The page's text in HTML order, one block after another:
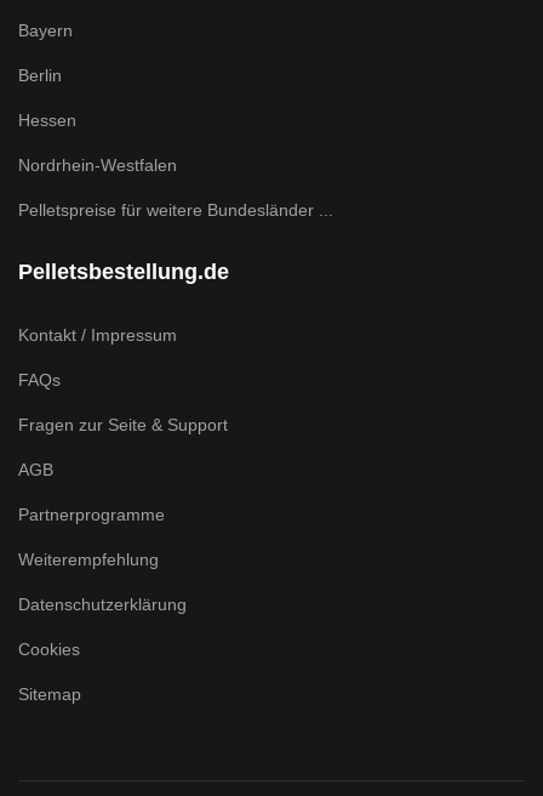
Bayern
Berlin
Hessen
Nordrhein-Westfalen
Pelletspreise für weitere Bundesländer ...
Pelletsbestellung.de
Kontakt / Impressum
FAQs
Fragen zur Seite & Support
AGB
Partnerprogramme
Weiterempfehlung
Datenschutzerklärung
Cookies
Sitemap